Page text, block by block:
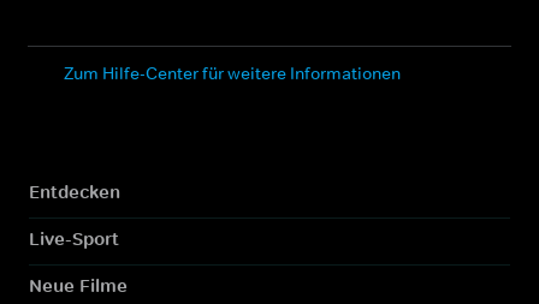
Zum Hilfe-Center für weitere Informationen
Entdecken
Live-Sport
Neue Filme